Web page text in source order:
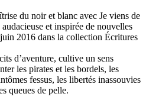
du noir et blanc avec Je viens de
et inspirée de nouvelles
2016 dans la collection Écritures
d’aventure, cultive un sens
les pirates et les bordels, les
fessus, les libertés inassouvies
queues de pelle.